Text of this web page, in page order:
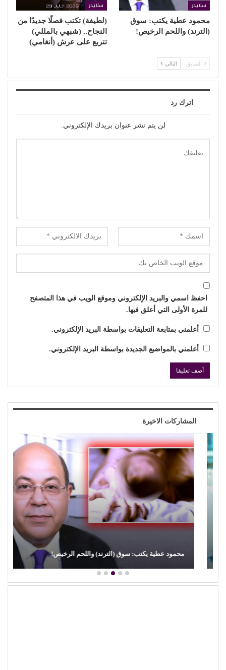
سلايدر
محمود عطية يكتب: سوق
(الترند) واللحم الرخيص!
سلايدر
(لطيفة) تكتب فصلًا جديدًا من
النجاح.. (شبهي بالمللي)
تتربع على عرش (أنغامي)
السابق التالي
اترك رد
لن يتم نشر عنوان بريدك الإلكتروني.
احفظ اسمي والبريد الإلكتروني وموقع الويب في هذا المتصفح
للمرة الأولى التي أعلق فيها.
أعلمني بمتابعة التعليقات بواسطة البريد الإلكتروني.
أعلمني بالمواضيع الجديدة بواسطة البريد الإلكتروني.
المشاركات الاخيرة
محمود عطية يكتب: سوق (الترند) واللحم الرخيص!